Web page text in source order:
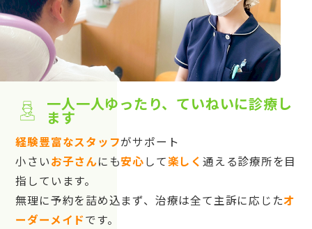
一人一人ゆったり、ていねいに診療し
ます
経験豊富なスタッフがサポート
小さいお子さんにも安心して楽しく 通える診療所を目
指しています。
無理に予約を詰め込まず、治療は全て主訴に応じたオ
ーダーメイドです。